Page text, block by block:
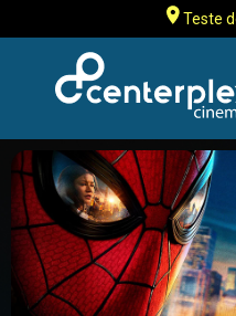
Teste